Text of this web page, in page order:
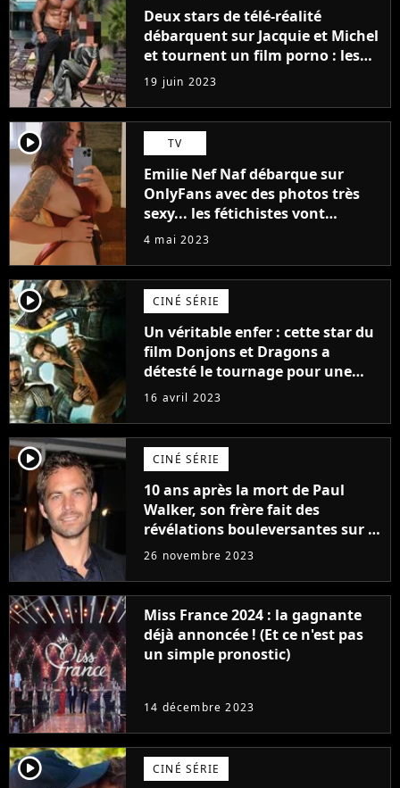
Deux stars de télé-réalité
débarquent sur Jacquie et Michel
et tournent un film porno : les
premières images du tournage
(exclu)
19 juin 2023
player2 TV
Emilie Nef Naf débarque sur
OnlyFans avec des photos très
sexy... les fétichistes vont
prendre leur pied !
4 mai 2023
player2 CINÉ SÉRIE
Un véritable enfer : cette star du
film Donjons et Dragons a
détesté le tournage pour une
raison très spéciale
16 avril 2023
player2 CINÉ SÉRIE
10 ans après la mort de Paul
Walker, son frère fait des
révélations bouleversantes sur la
réaction des acteurs de Fast and
26 novembre 2023
Miss France 2024 : la gagnante
déjà annoncée ! (Et ce n'est pas
un simple pronostic)
14 décembre 2023
player2 CINÉ SÉRIE